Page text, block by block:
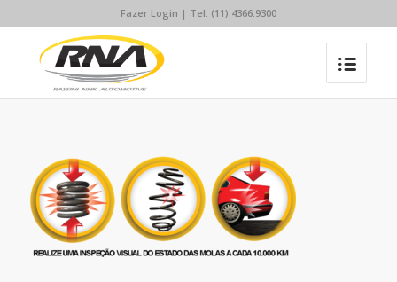
Fazer Login | Tel. (11) 4366.9300